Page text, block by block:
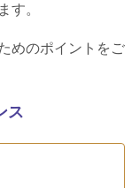
す。
めのポイントをご
ス